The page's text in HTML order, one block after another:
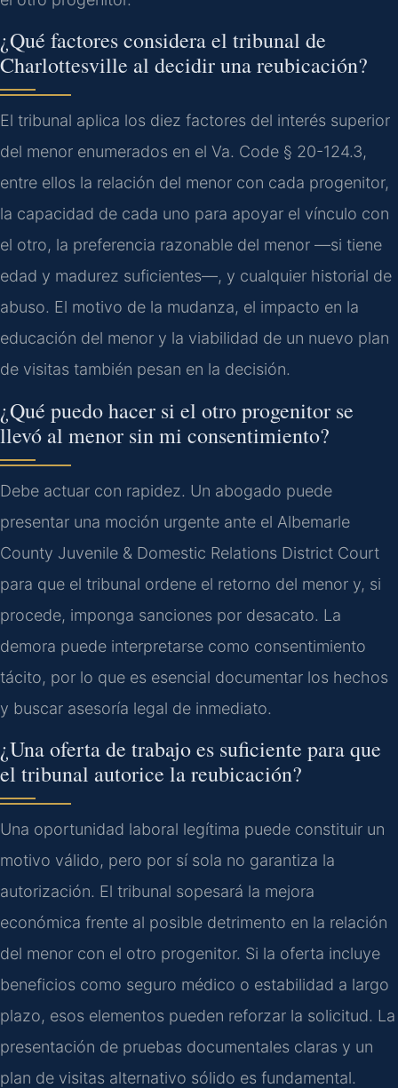
¿Qué factores considera el tribunal de
Charlottesville al decidir una reubicación?
El tribunal aplica los diez factores del interés superior
del menor enumerados en el Va. Code § 20-124.3,
entre ellos la relación del menor con cada progenitor,
la capacidad de cada uno para apoyar el vínculo con
el otro, la preferencia razonable del menor —si tiene
edad y madurez suficientes—, y cualquier historial de
abuso. El motivo de la mudanza, el impacto en la
educación del menor y la viabilidad de un nuevo plan
de visitas también pesan en la decisión.
¿Qué puedo hacer si el otro progenitor se
llevó al menor sin mi consentimiento?
Debe actuar con rapidez. Un abogado puede
presentar una moción urgente ante el Albemarle
County Juvenile & Domestic Relations District Court
para que el tribunal ordene el retorno del menor y, si
procede, imponga sanciones por desacato. La
demora puede interpretarse como consentimiento
tácito, por lo que es esencial documentar los hechos
y buscar asesoría legal de inmediato.
¿Una oferta de trabajo es suficiente para que
el tribunal autorice la reubicación?
Una oportunidad laboral legítima puede constituir un
motivo válido, pero por sí sola no garantiza la
autorización. El tribunal sopesará la mejora
económica frente al posible detrimento en la relación
del menor con el otro progenitor. Si la oferta incluye
beneficios como seguro médico o estabilidad a largo
plazo, esos elementos pueden reforzar la solicitud. La
presentación de pruebas documentales claras y un
plan de visitas alternativo sólido es fundamental.